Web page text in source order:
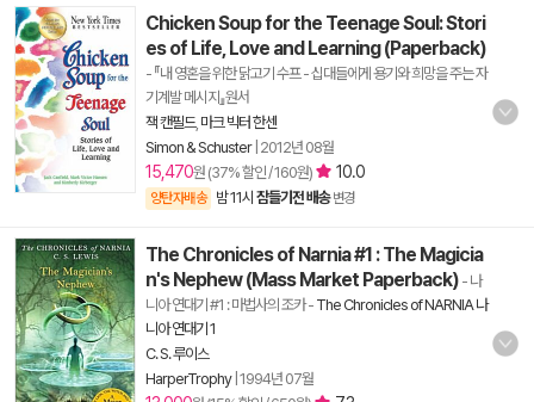
Chicken Soup for the Teenage Soul: Stori
es of Life, Love and Learning (Paperback)
- 『내 영혼을 위한 닭고기 수프 - 십대들에게 용기와 희망을 주는 자
기계발 메시지』원서
잭 캔필드, 마크 빅터 한센
Simon & Schuster| 2012년 08월
15,470원 (37% 할인 / 160원) 10.0
양탄자배송 밤 11시 잠들기전 배송 변경
The Chronicles of Narnia #1 : The Magicia
n's Nephew (Mass Market Paperback) - 나
니아 연대기 #1 : 마법사의 조카- The Chronicles of NARNIA 나
니아 연대기 1
C. S. 루이스
HarperTrophy| 1994년 07월